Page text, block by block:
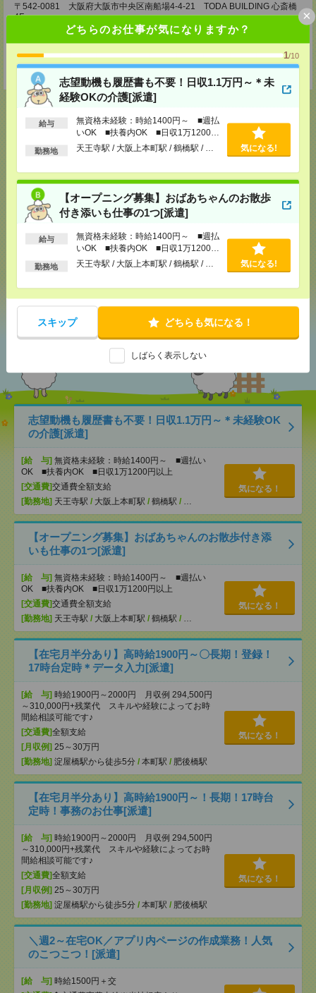
どちらのお仕事が気になりますか？
1/10
志望動機も履歴書も不要！日収1.1万円～＊未
経験OKの介護[派遣]
給与
無資格未経験：時給1400円～ ■週払
いOK ■扶養内OK ■日収1万1200円
以上
勤務地 天王寺駅 / 大阪上本町駅 / 鶴橋駅 / … 気になる!
【オープニング募集】おばあちゃんのお散歩
付き添いも仕事の1つ[派遣]
給与
無資格未経験：時給1400円～ ■週払
いOK ■扶養内OK ■日収1万1200円
以上
勤務地 天王寺駅 / 大阪上本町駅 / 鶴橋駅 / … 気になる!
スキップ どちらも気になる！
しばらく表示しない
×
〒542-0081 大阪府大阪市中央区南船場4-4-21 TODA BUILDING 心斎橋
4F
■心斎橋駅より徒歩1分
MAIL：medical-o@athuman.com
担当：人材コーディネート課
応募ページへ
気になる！
メールで送る LINE で送る
シェア ツイート ブックマーク
おすすめ
志望動機も履歴書も不要！日収1.1万円～＊未経験OK
の介護[派遣]
[給 与] 無資格未経験：時給1400円～ ■週払い
OK ■扶養内OK ■日収1万1200円以上
[交通費]交通費全額支給
[勤務地] 天王寺駅 / 大阪上本町駅 / 鶴橋駅 / …
気になる！
【オープニング募集】おばあちゃんのお散歩付き添
いも仕事の1つ[派遣]
[給 与] 無資格未経験：時給1400円～ ■週払い
OK ■扶養内OK ■日収1万1200円以上
[交通費]交通費全額支給
[勤務地] 天王寺駅 / 大阪上本町駅 / 鶴橋駅 / …
気になる！
【在宅月半分あり】高時給1900円～〇長期！登録！
17時台定時＊データ入力[派遣]
[給 与] 時給1900円～2000円 月収例 294,500円
～310,000円+残業代 スキルや経験によってお時
間給相談可能です♪
[交通費]全額支給
[月収例] 25～30万円
[勤務地] 淀屋橋駅から徒歩5分 / 本町駅 / 肥後橋駅
気になる！
【在宅月半分あり】高時給1900円～！長期！17時台
定時！事務のお仕事[派遣]
[給 与] 時給1900円～2000円 月収例 294,500円
～310,000円+残業代 スキルや経験によってお時
間給相談可能です♪
[交通費]全額支給
[月収例] 25～30万円
[勤務地] 淀屋橋駅から徒歩5分 / 本町駅 / 肥後橋駅
気になる！
＼週2～在宅OK／アプリ内ページの作成業務！人気
のこつこつ！[派遣]
[給 与] 時給1500円＋交